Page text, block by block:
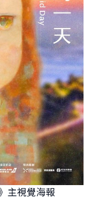
主視覺海報